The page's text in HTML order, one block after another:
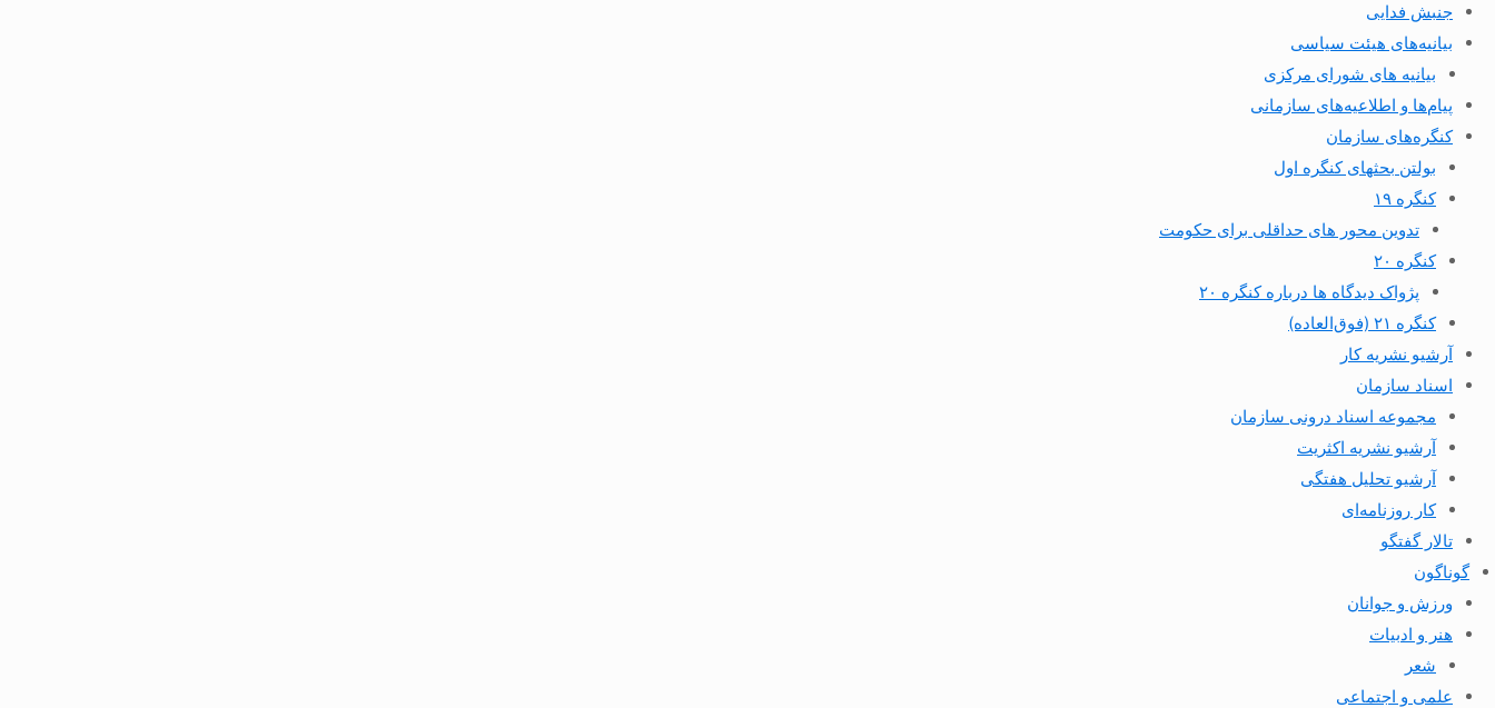
جنبش فدایی
بیانیه‌های هیئت سیاسی
بیانیه های شورای مرکزی
پیام‌ها و اطلاعیه‌های سازمانی
کنگره‌های سازمان
بولتن بحثهای کنگره اول
کنگره ۱۹
تدوین محور های حداقلی برای حکومت
کنگره ۲۰
پژواک دیدگاه ها درباره کنگره ۲۰
کنگره ۲۱ (فوق‌العاده)
آرشیو نشریه کار
اسناد سازمان
مجموعه اسناد درونی سازمان
آرشیو نشریه اکثریت
آرشیو تحلیل هفتگی
کار روزنامه‌ای
تالار گفتگو
گوناگون
ورزش و جوانان
هنر و ادبیات
شعر
علمی و اجتماعی